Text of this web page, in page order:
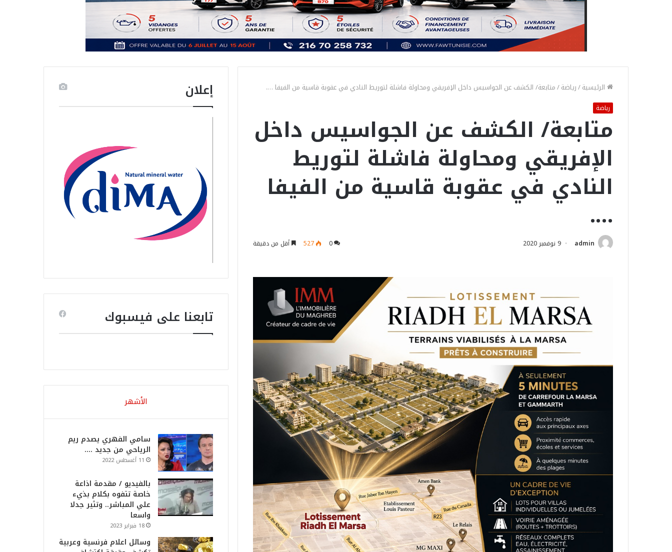
الرئيسية/رياضة/متابعة/ الكشف عن الجواسيس داخل الإفريقي ومحاولة فاشلة لتوريط النادي في عقوبة قاسية من الفيفا ….
رياضة
متابعة/ الكشف عن الجواسيس داخل
الإفريقي ومحاولة فاشلة لتوريط
النادي في عقوبة قاسية من الفيفا
….
admin 9 نوفمبر 2020 0
527 أقل من دقيقة
إعلان
تابعنا على فيسبوك
الأشهر
سامي الفهري يصدم ريم
الرياحي من جديد ….
11 أغسطس 2022
بالفيديو / مقدمة اذاعة
خاصة تتفوه بكلام بذيء
علي المباشر.. وتثير جدلا
واسعا
18 فبراير 2023
وسائل اعلام فرنسية وعربية